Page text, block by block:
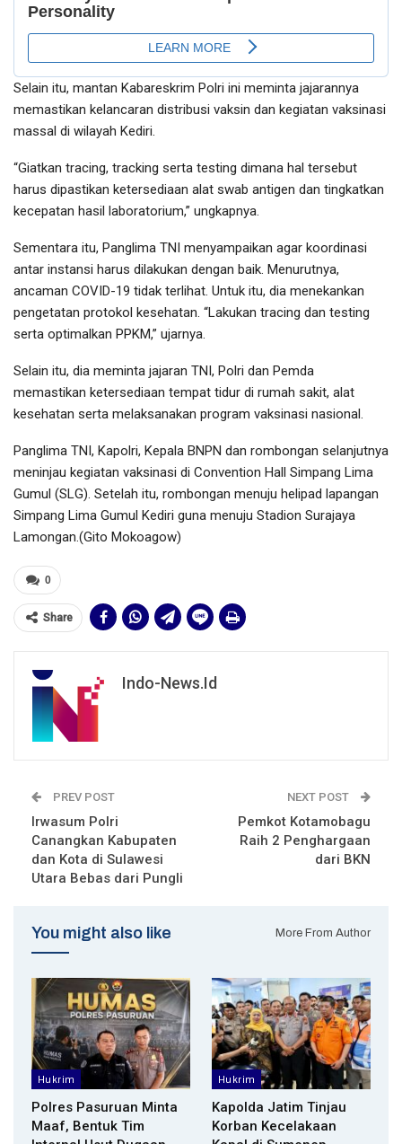
Selain itu, mantan Kabareskrim Polri ini meminta jajarannya
memastikan kelancaran distribusi vaksin dan kegiatan vaksinasi
massal di wilayah Kediri.
“Giatkan tracing, tracking serta testing dimana hal tersebut
harus dipastikan ketersediaan alat swab antigen dan tingkatkan
kecepatan hasil laboratorium,” ungkapnya.
Sementara itu, Panglima TNI menyampaikan agar koordinasi
antar instansi harus dilakukan dengan baik. Menurutnya,
ancaman COVID-19 tidak terlihat. Untuk itu, dia menekankan
pengetatan protokol kesehatan. “Lakukan tracing dan testing
serta optimalkan PPKM,” ujarnya.
Selain itu, dia meminta jajaran TNI, Polri dan Pemda
memastikan ketersediaan tempat tidur di rumah sakit, alat
kesehatan serta melaksanakan program vaksinasi nasional.
Panglima TNI, Kapolri, Kepala BNPN dan rombongan selanjutnya
meninjau kegiatan vaksinasi di Convention Hall Simpang Lima
Gumul (SLG). Setelah itu, rombongan menuju helipad lapangan
Simpang Lima Gumul Kediri guna menuju Stadion Surajaya
Lamongan.(Gito Mokoagow)
0
Share
Indo-News.id
PREV POST
Irwasum Polri
Canangkan Kabupaten
dan Kota di Sulawesi
Utara Bebas dari Pungli
NEXT POST
Pemkot Kotamobagu
Raih 2 Penghargaan
dari BKN
You might also like More From Author
Hukrim
Polres Pasuruan Minta
Maaf, Bentuk Tim
Hukrim
Kapolda Jatim Tinjau
Korban Kecelakaan